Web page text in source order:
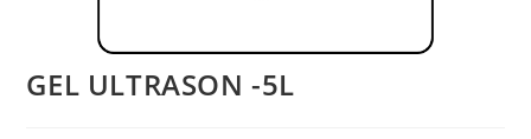
GEL ULTRASON -5L